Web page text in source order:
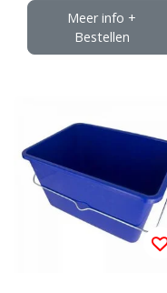
Meer info +
Bestellen